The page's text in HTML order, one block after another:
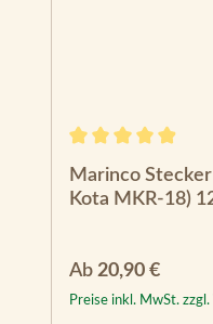
Durchschnittliche
Marinco
Kota MKR-18)
Regulärer Preis:
Ab 20,90 €
Preise inkl. MwSt.